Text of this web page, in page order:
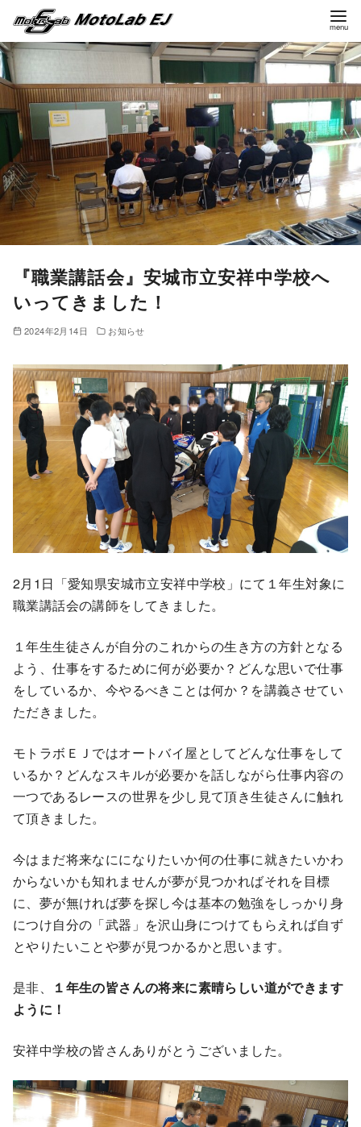
コ
ン
テ
ン
へ
移
動
『職業講話会』安城市立安祥中学校へ
いってきました！
2024年2月14日 お知らせ
2月1日「愛知県安城市立安祥中学校」にて１年生対象に
職業講話会の講師をしてきました。
１年生生徒さんが自分のこれからの生き方の方針となる
よう、仕事をするために何が必要か？どんな思いで仕事
をしているか、今やるべきことは何か？を講義させてい
ただきました。
モトラボＥＪではオートバイ屋としてどんな仕事をして
いるか？どんなスキルが必要かを話しながら仕事内容の
一つであるレースの世界を少し見て頂き生徒さんに触れ
て頂きました。
今はまだ将来なにになりたいか何の仕事に就きたいかわ
からないかも知れませんが夢が見つかればそれを目標
に、夢が無ければ夢を探し今は基本の勉強をしっかり身
につけ自分の「武器」を沢山身につけてもらえれば自ず
とやりたいことや夢が見つかるかと思います。
是非、
１年生の皆さんの将来に素晴らしい道ができます
ように！
安祥中学校の皆さんありがとうございました。